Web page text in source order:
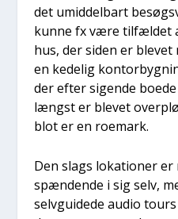
det umid­del­bart
kun­ne fx være til­fæl­det
hus, der siden er
en kede­lig
der efter sigen­de
længst er ble­vet
blot er en roe­mark.
Den slags loka­tio­ner
spæn­den­de i sig selv,
selvgu­i­de­de audio